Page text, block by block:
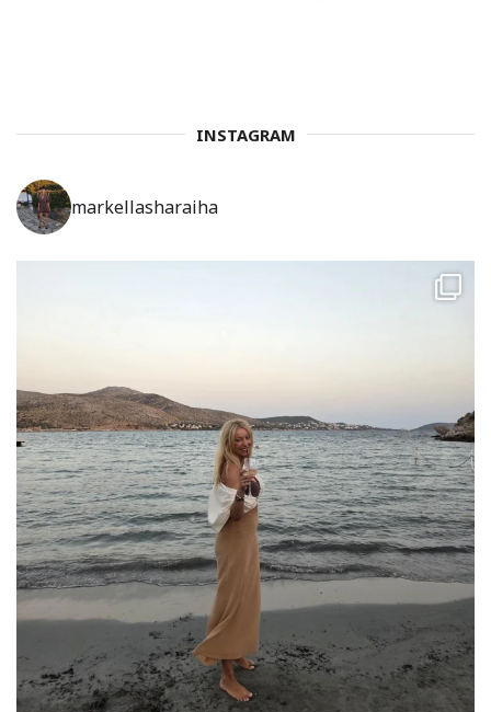
INSTAGRAM
markellasharaiha